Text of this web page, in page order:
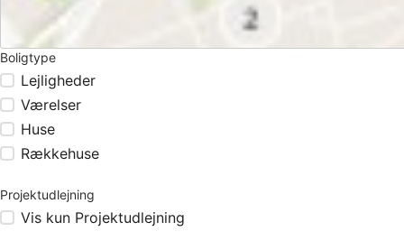
Boligtype
Lejligheder
Værelser
Huse
Rækkehuse
Projektudlejning
Vis kun Projektudlejning